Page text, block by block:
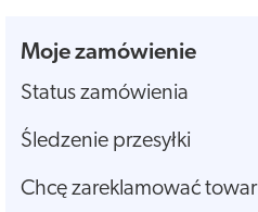
Moje zamówienie
Status zamówienia
Śledzenie przesyłki
Chcę zareklamować towar